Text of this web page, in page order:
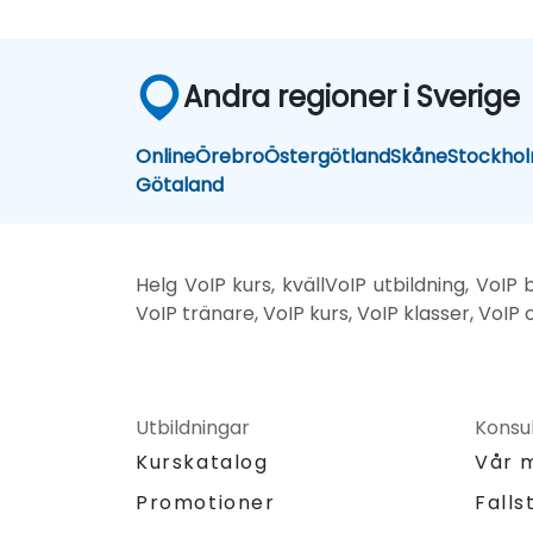
Andra regioner i Sverige
OnlineÖrebroÖstergötlandSkåne
Götaland
Helg VoIP kurs, kvällVoIP utbildning,
VoIP tränare, VoIP kurs, VoIP klasser,
Utbildningar
Kurskatalog
Promotioner
Vår